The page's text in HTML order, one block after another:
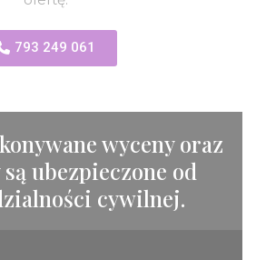
793 249 061
wyceny oraz
ubezpieczone od
cywilnej.